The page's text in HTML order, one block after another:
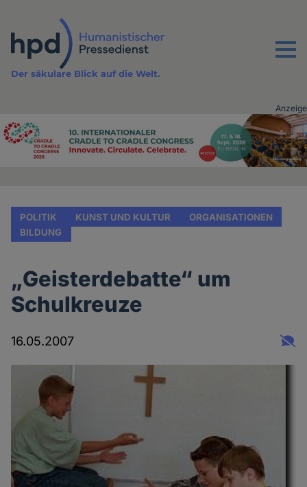
Inhalt
Menu
Der säkulare Blick auf die Welt.
Advertising
Anzeige
POLITIK KUNST UND KULTUR
ORGANISATIONEN
BILDUNG
„Geisterdebatte“ um
Schulkreuze
16.05.2007